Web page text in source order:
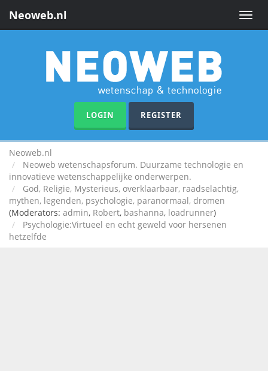
Toggle
Neoweb.nl
LOGIN REGISTER
Neoweb.nl
Neoweb wetenschapsforum. Duurzame technologie en
innovatieve wetenschappelijke onderwerpen.
God, Religie, Mysterieus, overklaarbaar, raadselachtig,
mythen, legenden, psychologie, paranormaal, dromen
(Moderators: admin, Robert, bashanna, loadrunner)
Psychologie:Virtueel en echt geweld voor hersenen
hetzelfde